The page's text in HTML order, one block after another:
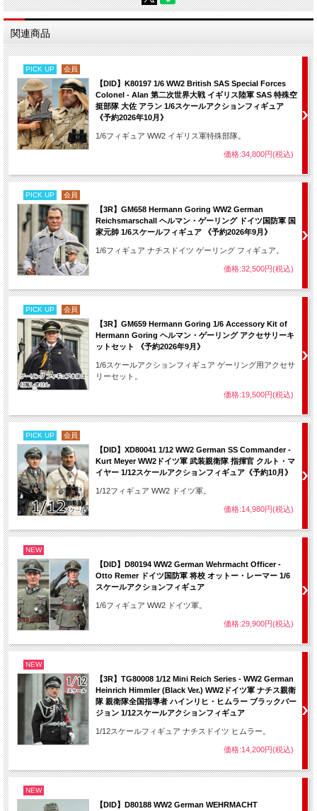
関連商品
PICK UP 会員
【DID】K80197 1/6 WW2 British SAS Special Forces
Colonel - Alan 第二次世界大戦 イギリス陸軍 SAS 特殊空
挺部隊 大佐 アラン 1/6スケールアクションフィギュア
《予約2026年10月》
1/6フィギュア WW2 イギリス軍特殊部隊。
価格:34,800円(税込)
PICK UP 会員
【3R】GM658 Hermann Goring WW2 German
Reichsmarschall ヘルマン・ゲーリング ドイツ国防軍 国
家元帥 1/6スケールフィギュア 《予約2026年9月》
1/6フィギュア ナチスドイツ ゲーリング フィギュア。
価格:32,500円(税込)
PICK UP 会員
【3R】GM659 Hermann Goring 1/6 Accessory Kit of
Hermann Goring ヘルマン・ゲーリング アクセサリーキ
ットセット 《予約2026年9月》
1/6スケールアクションフィギュア ゲーリング用アクセサ
リーセット。
価格:19,500円(税込)
PICK UP 会員
【DID】XD80041 1/12 WW2 German SS Commander -
Kurt Meyer WW2ドイツ軍 武装親衛隊 指揮官 クルト・マ
イヤー 1/12スケールアクションフィギュア《予約10月》
1/12フィギュア WW2 ドイツ軍。
価格:14,980円(税込)
NEW
【DID】D80194 WW2 German Wehrmacht Officer -
Otto Remer ドイツ国防軍 将校 オットー・レーマー 1/6
スケールアクションフィギュア
1/6フィギュア WW2 ドイツ軍。
価格:29,900円(税込)
NEW
【3R】TG80008 1/12 Mini Reich Series - WW2 German
Heinrich Himmler (Black Ver.) WW2ドイツ軍 ナチス親衛
隊 親衛隊全国指導者 ハインリヒ・ヒムラー ブラックバー
ジョン 1/12スケールアクションフィギュア
1/12スケールフィギュア ナチスドイツ ヒムラー。
価格:14,200円(税込)
NEW
【DID】D80188 WW2 German WEHRMACHT